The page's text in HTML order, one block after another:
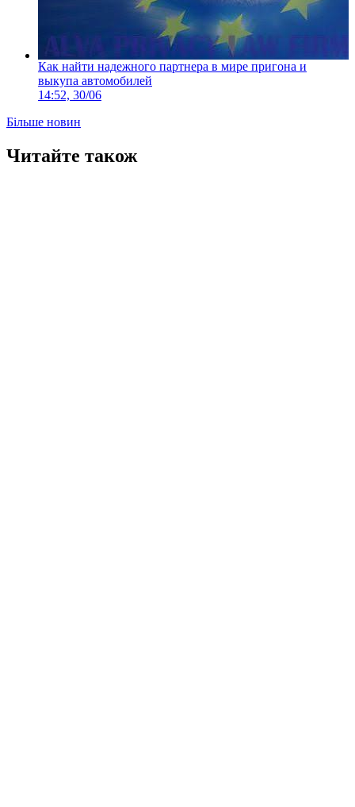
Как найти надежного партнера в мире пригона и
выкупа автомобилей
14:52, 30/06
Більше новин
Читайте також